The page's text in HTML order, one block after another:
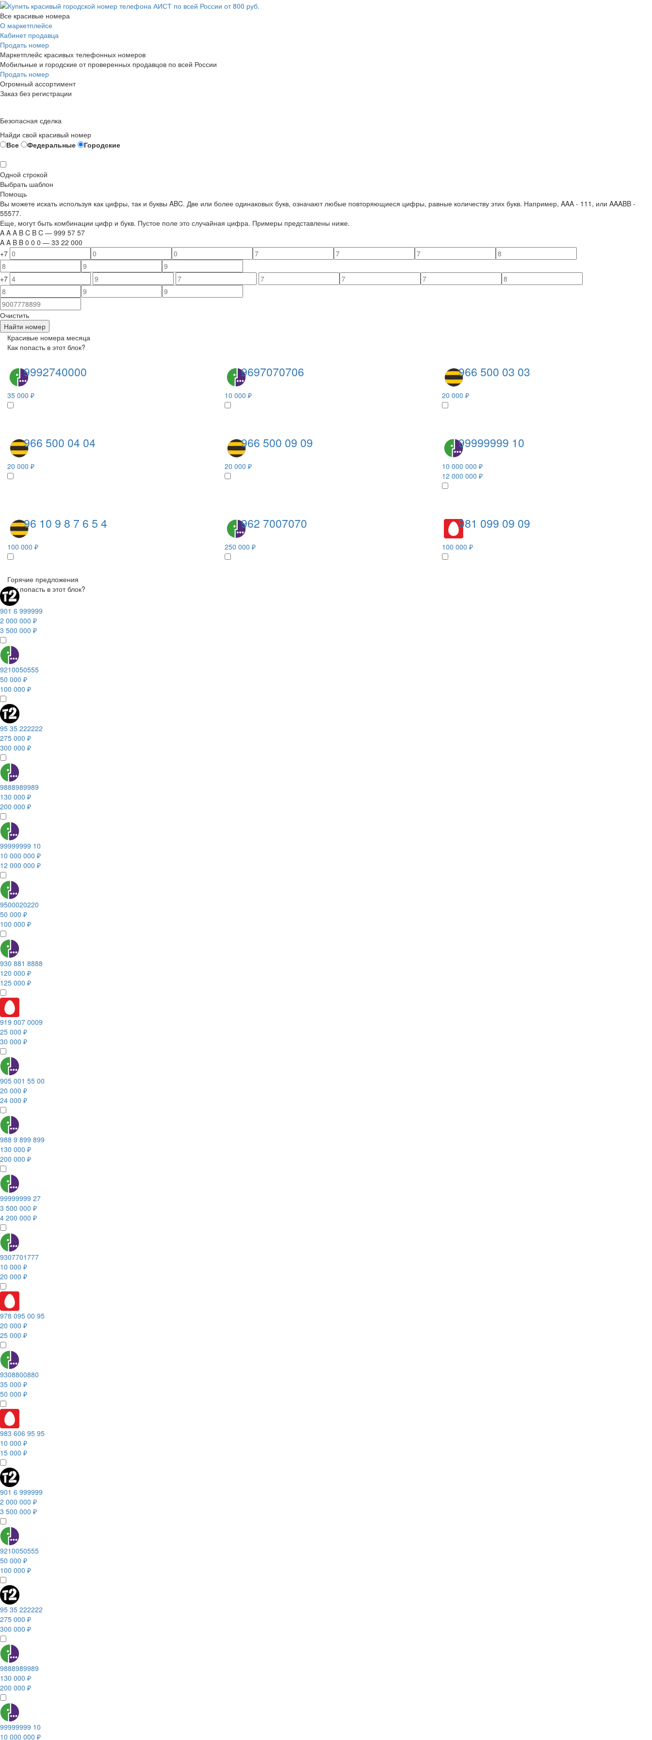
Все красивые номера
О маркетплейсе
Кабинет продавца
Продать номер
Маркетплейс красивых телефонных номеров
Мобильные и городские от проверенных продавцов по всей России
Продать номер
Огромный ассортимент
Заказ без регистрации
Безопасная сделка
Найди свой красивый номер
Все
Федеральные Городские
Одной строкой
Выбрать шаблон
Помощь
Вы можете искать используя как цифры, так и буквы ABC. Две или более одинаковых букв, означают любые повторяющиеся цифры, равные количеству этих букв. Например, AAA - 111 , или AAABB -
55577.
Еще, могут быть комбинации цифр и букв. Пустое поле это случайная цифра. Примеры представлены ниже.
A A A B C B C — 999 57 57
A A B B 0 0 0 — 33 22 000
+7
+7
Очистить
Найти номер
Красивые номера месяца
Как попасть в этот блок?
9992740000
35 000 ₽
9697070706
10 000 ₽
966 500 03 03
20 000 ₽
966 500 04 04
20 000 ₽
966 500 09 09
20 000 ₽
99999999 10
10 000 000 ₽
12 000 000 ₽
96 10 9 8 7 6 5 4
100 000 ₽
962 7007070
250 000 ₽
981 099 09 09
100 000 ₽
Горячие предложения
Как попасть в этот блок?
901 6 999999
2 000 000 ₽
3 500 000 ₽
9210050555
50 000 ₽
100 000 ₽
95 35 222222
275 000 ₽
300 000 ₽
9888989989
130 000 ₽
200 000 ₽
99999999 10
10 000 000 ₽
12 000 000 ₽
9500020220
50 000 ₽
100 000 ₽
930 881 8888
120 000 ₽
125 000 ₽
919 007 0009
25 000 ₽
30 000 ₽
905 001 55 00
20 000 ₽
24 000 ₽
988 9 899 899
130 000 ₽
200 000 ₽
99999999 27
3 500 000 ₽
4 200 000 ₽
9307701777
10 000 ₽
20 000 ₽
978 095 00 95
20 000 ₽
25 000 ₽
9308800880
35 000 ₽
50 000 ₽
983 606 95 95
10 000 ₽
15 000 ₽
901 6 999999
2 000 000 ₽
3 500 000 ₽
9210050555
50 000 ₽
100 000 ₽
95 35 222222
275 000 ₽
300 000 ₽
9888989989
130 000 ₽
200 000 ₽
99999999 10
10 000 000 ₽